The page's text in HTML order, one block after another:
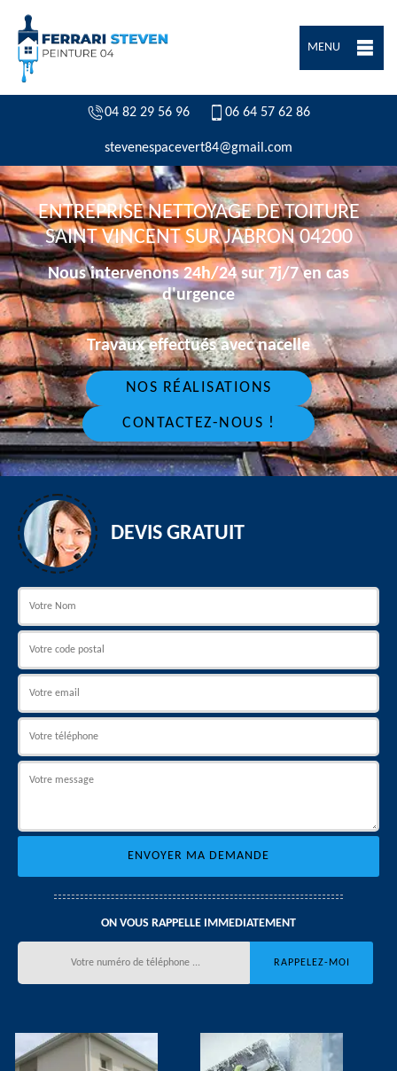
MENU
04 82 29 56 96 06 64 57 62 86
stevenespacevert84@gmail.com
ENTREPRISE NETTOYAGE DE TOITURE
SAINT VINCENT SUR JABRON 04200
Nous intervenons 24h/24 sur 7j/7 en cas
d'urgence
Travaux effectués avec nacelle
NOS RÉALISATIONS
CONTACTEZ-NOUS !
DEVIS GRATUIT
ON VOUS RAPPELLE IMMEDIATEMENT